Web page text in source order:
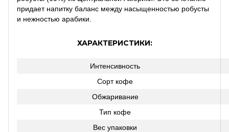
придает напитку баланс между насыщенностью робусты
и нежностью арабики.
ХАРАКТЕРИСТИКИ:
Интенсивность
Сорт кофе
Обжаривание
Тип кофе
Вес упаковки